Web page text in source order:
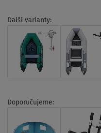
Další varianty:
Doporučujeme: